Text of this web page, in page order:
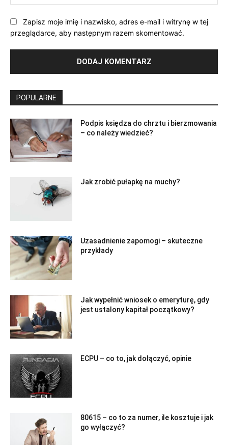
Zapisz moje imię i nazwisko, adres e-mail i witrynę w tej
przeglądarce, aby następnym razem skomentować.
POPULARNE
Podpis księdza do chrztu i bierzmowania
– co należy wiedzieć?
Jak zrobić pułapkę na muchy?
Uzasadnienie zapomogi – skuteczne
przykłady
Jak wypełnić wniosek o emeryturę, gdy
jest ustalony kapitał początkowy?
ECPU – co to, jak dołączyć, opinie
80615 – co to za numer, ile kosztuje i jak
go wyłączyć?